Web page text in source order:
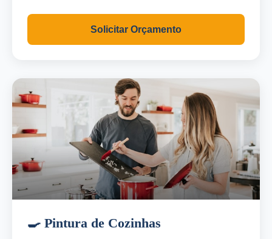
Solicitar Orçamento
🍳 Pintura de Cozinhas